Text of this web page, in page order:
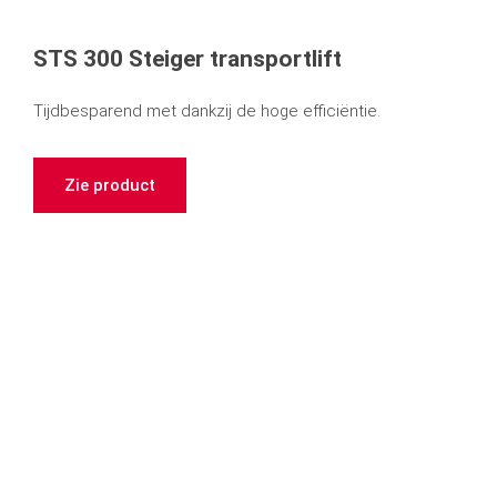
STS 300 Steiger transportlift
Tijdbesparend met dankzij de hoge efficiëntie.
Zie product